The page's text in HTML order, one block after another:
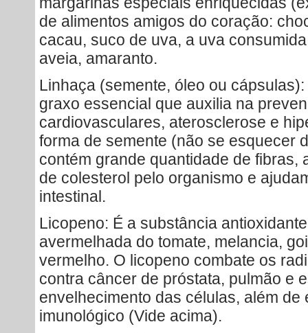
de alimentos amigos do coração:
cacau, suco de uva, a uva
aveia, amaranto.
Linhaça (semente, óleo ou
graxo essencial que auxilia na
cardiovasculares, aterosclerose e
forma de semente (não se esquecer
contém grande quantidade de fibras,
de colesterol pelo organismo e
intestinal.
Licopeno: É a substância
avermelhada do tomate, melancia,
vermelho. O licopeno combate os
contra câncer de próstata, pulmão e
envelhecimento das células, além de
imunológico (Vide acima).